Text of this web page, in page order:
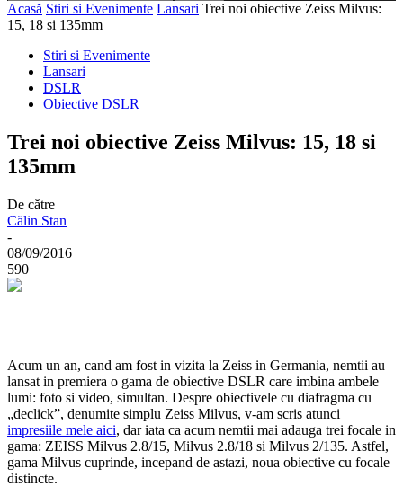
Acasă Stiri si Evenimente Lansari Trei noi obiective Zeiss Milvus:
15, 18 si 135mm
Stiri si Evenimente
Lansari
DSLR
Obiective DSLR
Trei noi obiective Zeiss Milvus: 15, 18 si
135mm
De către
Călin Stan
-
08/09/2016
590
Acum un an, cand am fost in vizita la Zeiss in Germania, nemtii au
lansat in premiera o gama de obiective DSLR care imbina ambele
lumi: foto si video, simultan. Despre obiectivele cu diafragma cu
„declick”, denumite simplu Zeiss Milvus, v-am scris atunci
impresiile mele aici, dar iata ca acum nemtii mai adauga trei focale in
gama: ZEISS Milvus 2.8/15, Milvus 2.8/18 si Milvus 2/135. Astfel,
gama Milvus cuprinde, incepand de astazi, noua obiective cu focale
distincte.